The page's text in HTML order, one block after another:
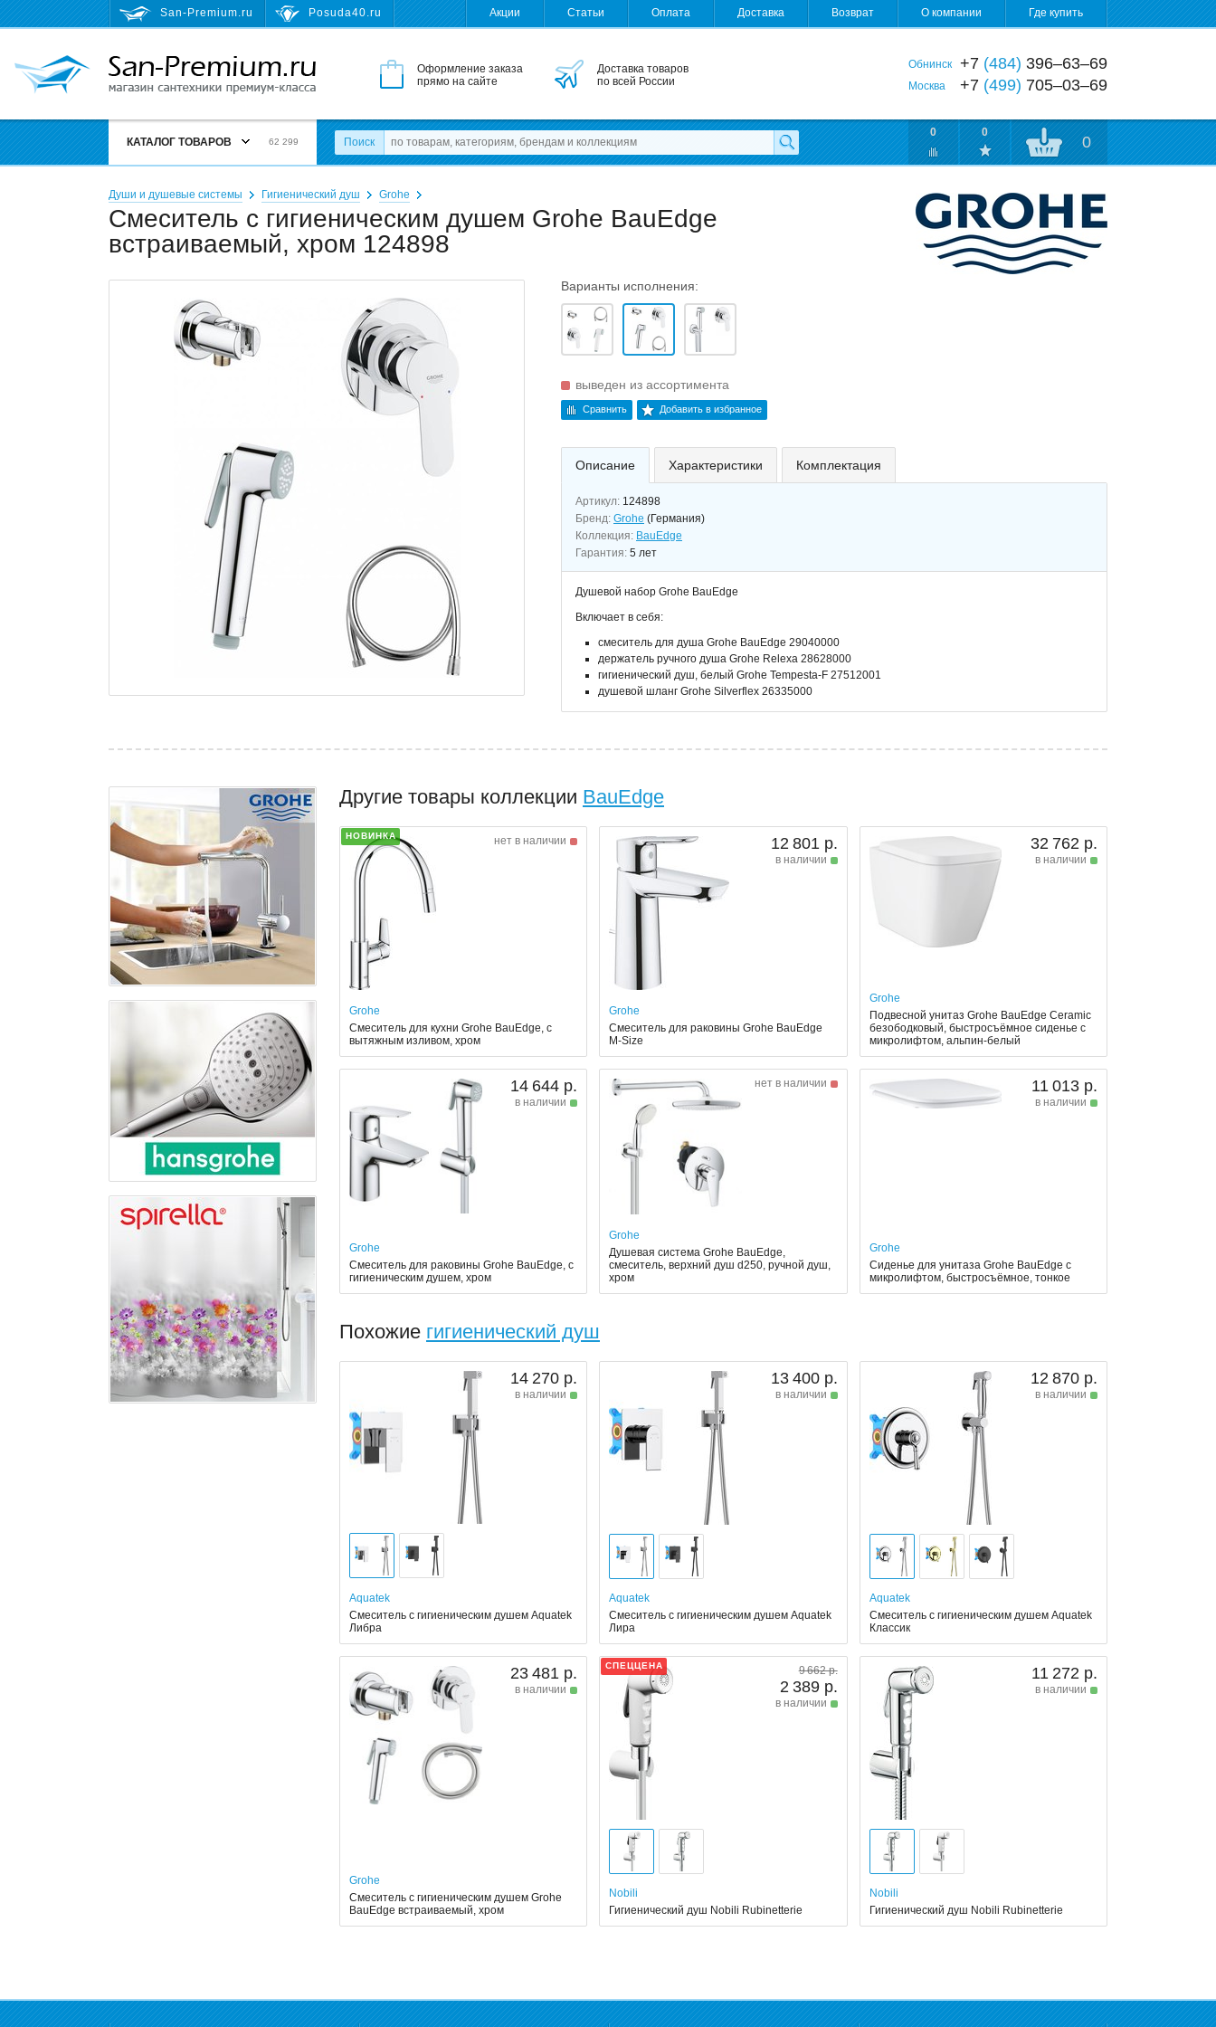
San-Premium.ru Posuda40.ru Акции Статьи Оплата Доставка Возврат О компании Где купить
Оформление заказа
прямо на сайте
Доставка товаров
по всей России
Обнинск +7 (484) 396‒63‒69
Москва +7 (499) 705‒03‒69
КАТАЛОГ ТОВАРОВ 62 299 Поиск
0 0
0
Души и душевые системы Гигиенический душ Grohe
Смеситель с гигиеническим душем Grohe BauEdge
встраиваемый, хром 124898
Варианты исполнения:
выведен из ассортимента
Сравнить Добавить в избранное
Описание Характеристики Комплектация
Артикул: 124898
Бренд: Grohe (Германия)
Коллекция: BauEdge
Гарантия: 5 лет
Душевой набор Grohe BauEdge
Включает в себя:
смеситель для душа Grohe BauEdge 29040000
держатель ручного душа Grohe Relexa 28628000
гигиенический душ, белый Grohe Tempesta-F 27512001
душевой шланг Grohe Silverflex 26335000
Другие товары коллекции BauEdge
НОВИНКА нет в наличии
Grohe
Смеситель для кухни Grohe BauEdge, с
вытяжным изливом, хром
12 801 р.
в наличии
Grohe
Смеситель для раковины Grohe BauEdge
M-Size
32 762 р.
в наличии
Grohe
Подвесной унитаз Grohe BauEdge Ceramic
безободковый, быстросъёмное сиденье с
микролифтом, альпин-белый
14 644 р.
в наличии
Grohe
Смеситель для раковины Grohe BauEdge, с
гигиеническим душем, хром
нет в наличии
Grohe
Душевая система Grohe BauEdge,
смеситель, верхний душ d250, ручной душ,
хром
11 013 р.
в наличии
Grohe
Сиденье для унитаза Grohe BauEdge с
микролифтом, быстросъёмное, тонкое
Похожие гигиенический душ
14 270 р.
в наличии
Aquatek
Смеситель с гигиеническим душем Aquatek
Либра
13 400 р.
в наличии
Aquatek
Смеситель с гигиеническим душем Aquatek
Лира
12 870 р.
в наличии
Aquatek
Смеситель с гигиеническим душем Aquatek
Классик
23 481 р.
в наличии
Grohe
Смеситель с гигиеническим душем Grohe
BauEdge встраиваемый, хром
СПЕЦЦЕНА 9 662 р.
2 389 р.
в наличии
Nobili
Гигиенический душ Nobili Rubinetterie
11 272 р.
в наличии
Nobili
Гигиенический душ Nobili Rubinetterie